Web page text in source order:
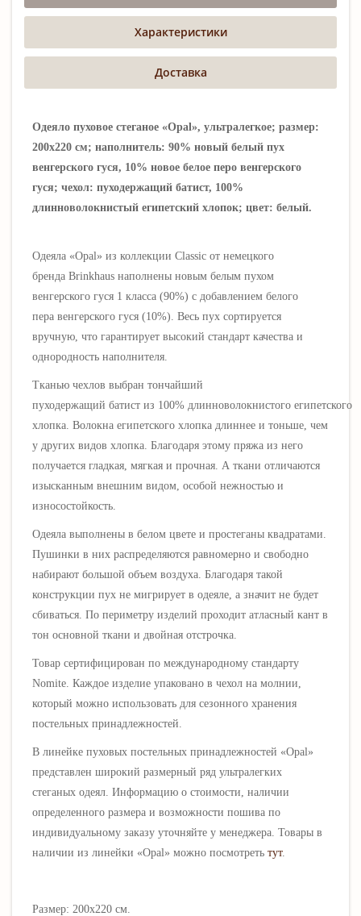
Характеристики
Доставка
Одеяло пуховое стеганое «Opal», ультралегкое; размер:
200х220 см; наполнитель: 90% новый белый пух
венгерского гуся, 10% новое белое перо венгерского
гуся; чехол: пуходержащий батист, 100%
длинноволокнистый египетский хлопок; цвет: белый.
Одеяла «Opal» из коллекции Classic от немецкого
бренда Brinkhaus наполнены новым белым пухом
венгерского гуся 1 класса (90%) с добавлением белого
пера венгерского гуся (10%). Весь пух сортируется
вручную, что гарантирует высокий стандарт качества и
однородность наполнителя.
Тканью чехлов выбран тончайший
пуходержащий батист из 100% длинноволокнистого египетского
хлопка. Волокна египетского хлопка длиннее и тоньше, чем
у других видов хлопка. Благодаря этому пряжа из него
получается гладкая, мягкая и прочная. А ткани отличаются
изысканным внешним видом, особой нежностью и
износостойкость.
Одеяла выполнены в белом цвете и простеганы квадратами.
Пушинки в них распределяются равномерно и свободно
набирают большой объем воздуха. Благодаря такой
конструкции пух не мигрирует в одеяле, а значит не будет
сбиваться. По периметру изделий проходит атласный кант в
тон основной ткани и двойная отстрочка.
Товар сертифицирован по международному стандарту
Nomite. Каждое изделие упаковано в чехол на молнии,
который можно использовать для сезонного хранения
постельных принадлежностей.
В линейке пуховых постельных принадлежностей «Opal»
представлен широкий размерный ряд ультралегких
стеганых одеял. Информацию о стоимости, наличии
определенного размера и возможности пошива по
индивидуальному заказу уточняйте у менеджера. Товары в
наличии из линейки «Opal» можно посмотреть тут.
Размер: 200х220 см.